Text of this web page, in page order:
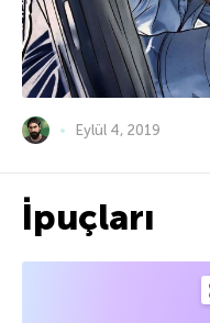
Eylül 4, 2019
İpuçları